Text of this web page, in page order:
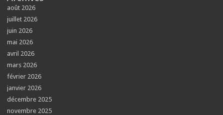
août 2026
juillet 2026
juin 2026
mai 2026
avril 2026
mars 2026
février 2026
janvier 2026
décembre 2025
novembre 2025